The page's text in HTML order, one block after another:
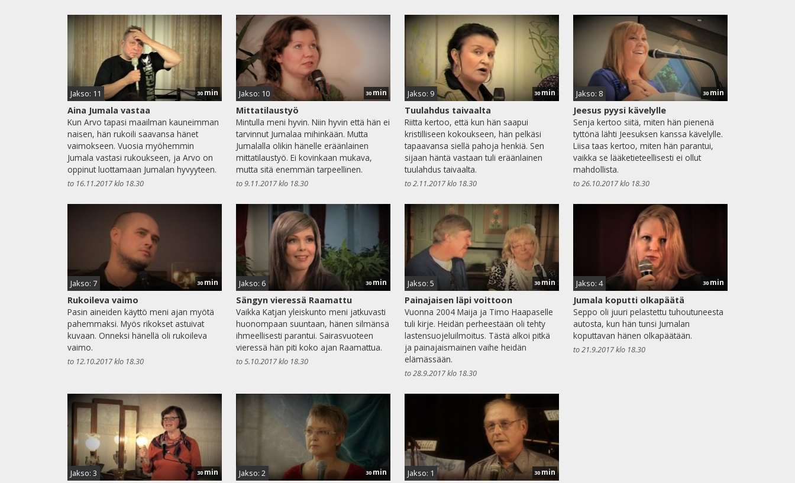
Jakso: 11 30min
Aina Jumala vastaa
Kun Arvo tapasi maailman kauneimman
naisen, hän rukoili saavansa hänet
vaimokseen. Vuosia myöhemmin
Jumala vastasi rukoukseen, ja Arvo on
oppinut luottamaan Jumalan hyvyyteen.
to 16.11.2017 klo 18.30
Jakso: 10 30 min
Mittatilaustyö
Mintulla meni hyvin. Niin hyvin että hän ei
tarvinnut Jumalaa mihinkään. Mutta
Jumalalla olikin hänelle eräänlainen
mittatilaustyö. Ei kovinkaan mukava,
mutta sitä enemmän tarpeellinen.
to 9.11.2017 klo 18.30
Jakso: 9 30min
Tuulahdus taivaalta
Riitta kertoo, että kun hän saapui
kristilliseen kokoukseen, hän pelkäsi
tapaavansa siellä pahoja henkiä. Sen
sijaan häntä vastaan tuli eräänlainen
tuulahdus taivaalta.
to 2.11.2017 klo 18.30
Jakso: 8 30 min
Jeesus pyysi kävelylle
Senja kertoo siitä, miten hän pienenä
tyttönä lähti Jeesuksen kanssa kävelylle.
Liisa taas kertoo, miten hän parantui,
vaikka se lääketieteellisesti ei ollut
mahdollista.
to 26.10.2017 klo 18.30
Jakso: 7 30 min
Rukoileva vaimo
Pasin aineiden käyttö meni ajan myötä
pahemmaksi. Myös rikokset astuivat
kuvaan. Onneksi hänellä oli rukoileva
vaimo.
to 12.10.2017 klo 18.30
Jakso: 6 30 min
Sängyn vieressä Raamattu
Vaikka Katjan yleiskunto meni jatkuvasti
huonompaan suuntaan, hänen silmänsä
ihmeellisesti parantui. Sairasvuoteen
vieressä hän piti koko ajan Raamattua.
to 5.10.2017 klo 18.30
Jakso: 5 30min
Painajaisen läpi voittoon
Vuonna 2004 Maija ja Timo Haapaselle
tuli kirje. Heidän perheestään oli tehty
lastensuojeluilmoitus. Tästä alkoi pitkä
ja painajaismainen vaihe heidän
elämässään.
to 28.9.2017 klo 18.30
Jakso: 4 30 min
Jumala koputti olkapäätä
Seppo oli juuri pelastettu tuhoutuneesta
autosta, kun hän tunsi Jumalan
koputtavan hänen olkapäätään.
to 21.9.2017 klo 18.30
Jakso: 3 30min Jakso: 2 30 min Jakso: 1 30 min